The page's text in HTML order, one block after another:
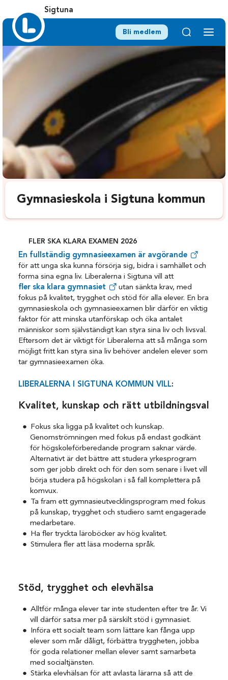
Sigtuna
Bli medlem
Gymnasieskola i Sigtuna kommun
FLER SKA KLARA EXAMEN 2026
En fullständig gymnasieexamen är avgörande
för att unga ska kunna försörja sig, bidra i samhället och
forma sina egna liv. Liberalerna i Sigtuna vill att
fler ska klara gymnasiet
utan sänkta krav, med
fokus på kvalitet, trygghet och stöd för alla elever. En bra
gymnasieskola och gymnasieexamen blir därför en viktig
faktor för att minska utanförskap och öka antalet
människor som självständigt kan styra sina liv och livsval.
Eftersom det är viktigt för Liberalerna att så många som
möjligt fritt kan styra sina liv behöver andelen elever som
tar gymnasieexamen öka.
LIBERALERNA I SIGTUNA KOMMUN VILL:
Kvalitet, kunskap och rätt utbildningsval
Fokus ska ligga på kvalitet och kunskap.
Genomströmningen med fokus på endast godkänt
för högskoleförberedande program saknar värde.
Alternativt är det bättre att studera yrkesprogram
som ger jobb direkt och för den som senare i livet vill
börja studera på högskolan i så fall komplettera på
komvux.
Ta fram ett gymnasieutvecklingsprogram med fokus
på kunskap, trygghet och studiero samt engagerade
medarbetare.
Ha fler tryckta läroböcker av hög kvalitet.
Stimulera fler att läsa moderna språk.
Stöd, trygghet och elevhälsa
Alltför många elever tar inte studenten efter tre år. Vi
vill därför satsa mer på särskilt stöd i gymnasiet.
Införa ett socialt team som lättare kan fånga upp
elever som mår dåligt, förbättra tryggheten, jobba
för goda relationer mellan elever samt samarbeta
med socialtjänsten.
Stärka elevhälsan för att avlasta lärarna så att de